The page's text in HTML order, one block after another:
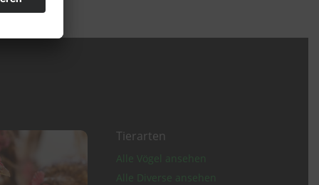
Tierarten
Alle Vögel ansehen
Alle Diverse ansehen